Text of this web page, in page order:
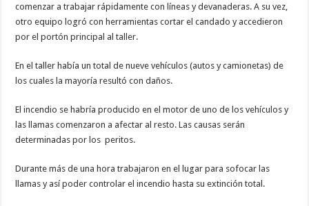
comenzar a trabajar rápidamente con líneas y devanaderas. A su vez,
otro equipo logró con herramientas cortar el candado y accedieron
por el portón principal al taller.
En el taller había un total de nueve vehículos (autos y camionetas) de
los cuales la mayoría resultó con daños.
El incendio se habría producido en el motor de uno de los vehículos y
las llamas comenzaron a afectar al resto. Las causas serán
determinadas por los peritos.
Durante más de una hora trabajaron en el lugar para sofocar las
llamas y así poder controlar el incendio hasta su extinción total.